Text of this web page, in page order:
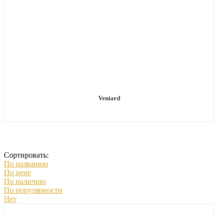
Veniard
Сортировать:
По названию
По цене
По наличию
По популярности
Нет